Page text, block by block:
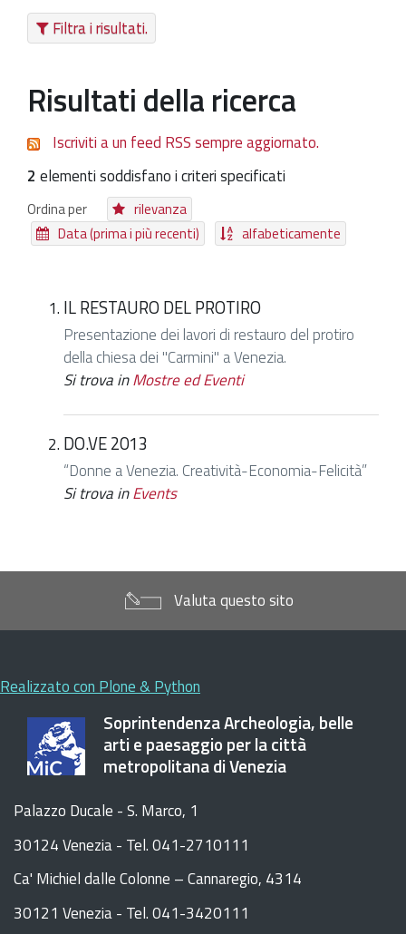
Patrimonio Storico-Artistico
Ufficio Tutela
Servizi
Galleria
Contatti
Filtra i risultati.
Risultati della ricerca
Iscriviti a un feed RSS sempre aggiornato.
2 elementi soddisfano i criteri specificati
Ordina per
rilevanza
Data (prima i più recenti)
alfabeticamente
IL RESTAURO DEL PROTIRO
Presentazione dei lavori di restauro del protiro
della chiesa dei "Carmini" a Venezia.
Si trova inMostre ed Eventi
DO.VE 2013
“Donne a Venezia. Creatività-Economia-Felicità”
Si trova inEvents
Valuta questo sito
Realizzato con Plone & Python
Soprintendenza Archeologia, belle
arti e paesaggio per la città
metropolitana di Venezia
Palazzo Ducale - S. Marco, 1
30124 Venezia - Tel. 041-2710111
Ca' Michiel dalle Colonne – Cannaregio, 4314
30121 Venezia - Tel. 041-3420111